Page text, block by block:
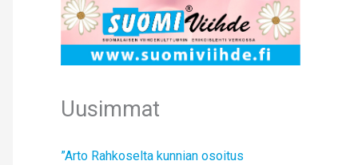
Uusimmat
”Arto Rahkoselta kunnian osoitus